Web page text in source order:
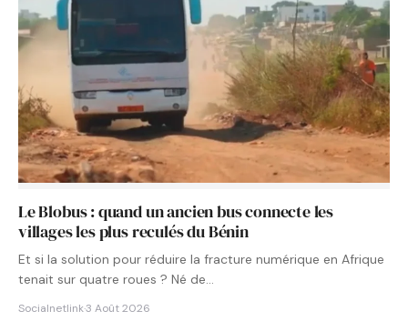
Le Blobus : quand un ancien bus connecte les
villages les plus reculés du Bénin
Et si la solution pour réduire la fracture numérique en Afrique
tenait sur quatre roues ? Né de…
Socialnetlink·3 Août 2026